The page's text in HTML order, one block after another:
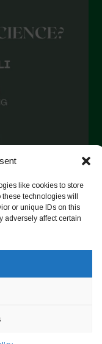
like cookies to store
technologies will
or unique IDs on this
adversely affect certain
Policy-